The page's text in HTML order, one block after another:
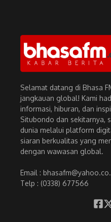
Selamat datang di Bhasa
jangkauan global! Kami
informasi, hiburan, dan
Situbondo dan sekitarnya,
dunia melalui platform
siaran berkualitas yang
dengan wawasan global.
Email :
Telp : (0338) 677566